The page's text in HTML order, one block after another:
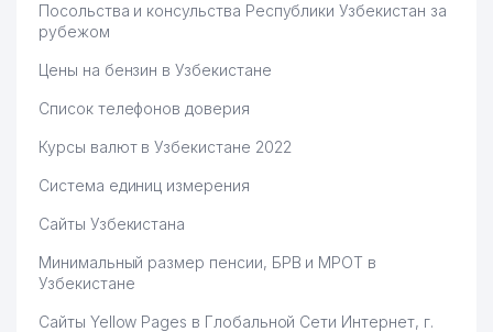
Посольства и консульства Республики Узбекистан за
рубежом
Цены на бензин в Узбекистане
Список телефонов доверия
Курсы валют в Узбекистане 2022
Система единиц измерения
Сайты Узбекистана
Минимальный размер пенсии, БРВ и МРОТ в
Узбекистане
Сайты Yellow Pages в Глобальной Сети Интернет, г.